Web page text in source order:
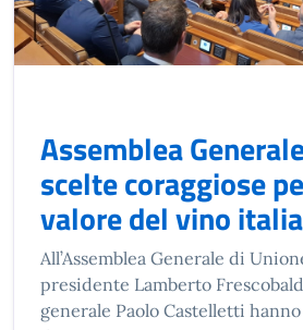
Assemblea
scelte coraggiose
valore del vino
All’Assemblea Generale di
presidente Lamberto
generale Paolo Castelletti